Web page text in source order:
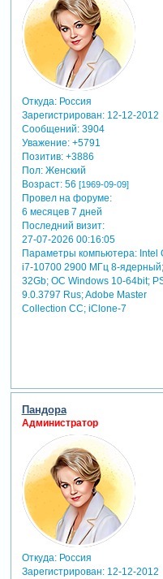
Откуда:Россия
Зарегистрирован: 12-12-2012
Сообщений:3904
Уважение: +5791
Позитив: +3886
Пол:Женский
Возраст:56 [1969-09-09]
Провел на форуме:
6 месяцев 7 дней
Последний визит:
27-07-2026 00:16:05
Параметры компьютера:Intel
i7-10700 2900 МГц 8-ядерный;
32Gb; ОС Windows 10-64bit;
9.0.3797 Rus; Adobe Master
Collection СС; iClone-7
Пандора
Администратор
Откуда:Россия
Зарегистрирован: 12-12-2012